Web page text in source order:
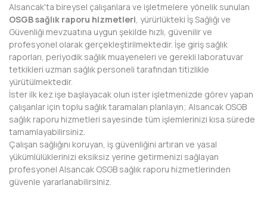
NEVŞEHİR
NİĞDE
ORDU
OSMANİYE
RİZE
SAKARYA
SAMSUN
SİİRT
Alsancak'ta bireysel çalışanlara ve işletmelere yönelik sunulan
OSGB sağlık raporu hizmetleri , yürürlükteki İş Sağlığı ve
Güvenliği mevzuatına uygun şekilde hızlı, güvenilir ve
profesyonel olarak gerçekleştirilmektedir. İşe giriş sağlık
raporları, periyodik sağlık muayeneleri ve gerekli laboratuvar
tetkikleri uzman sağlık personeli tarafından titizlikle
yürütülmektedir.
İster ilk kez işe başlayacak olun ister işletmenizde görev yapan
çalışanlar için toplu sağlık taramaları planlayın; Alsancak OSGB
sağlık raporu hizmetleri sayesinde tüm işlemlerinizi kısa sürede
tamamlayabilirsiniz.
Çalışan sağlığını koruyan, iş güvenliğini artıran ve yasal
yükümlülüklerinizi eksiksiz yerine getirmenizi sağlayan
profesyonel Alsancak OSGB sağlık raporu hizmetlerinden
güvenle yararlanabilirsiniz.